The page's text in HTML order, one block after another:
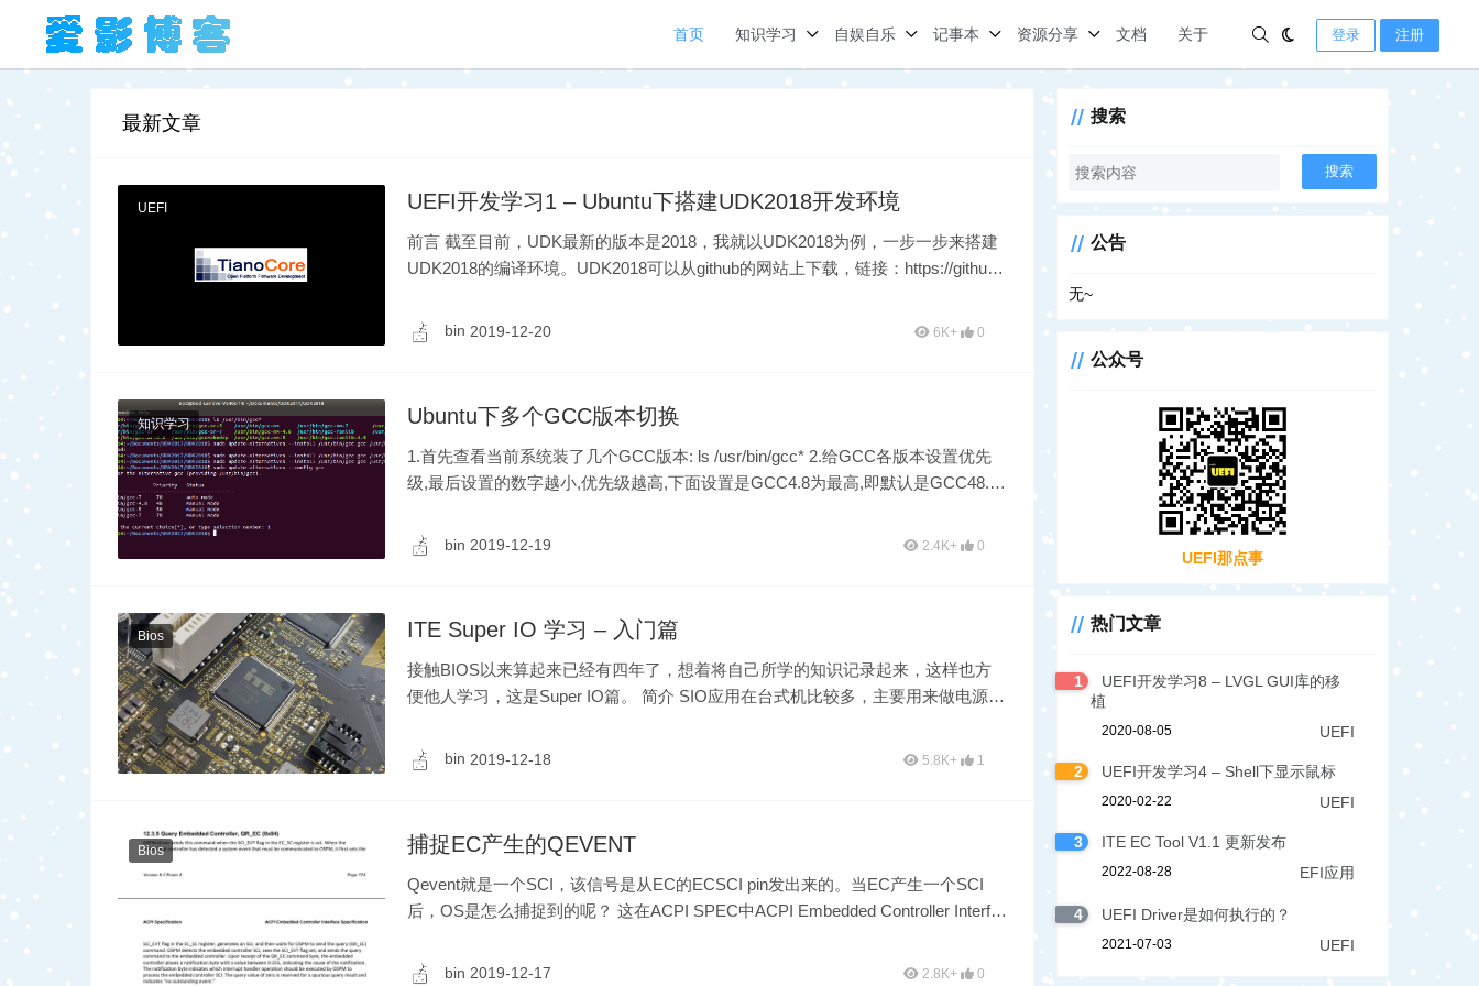
首页 知识学习 自娱自乐 记事本 资源分享 文档 关于 登录 注册
最新文章
UEFI UEFI开发学习1 – Ubuntu下搭建UDK2018开发环境
前言 截至目前，UDK最新的版本是2018，我就以UDK2018为例，一步一步来搭建
UDK2018的编译环境。UDK2018可以从github的网站上下载，链接：https://github.
bin 2019-12-20 6K+ 0
知识学习 Ubuntu下多个GCC版本切换
1.首先查看当前系统装了几个GCC版本: ls /usr/bin/gcc* 2.给GCC各版本设置优先
级,最后设置的数字越小,优先级越高,下面设置是GCC4.8为最高,即默认是GCC48.
bin 2019-12-19 2.4K+ 0
Bios ITE Super IO 学习 – 入门篇
接触BIOS以来算起来已经有四年了，想着将自己所学的知识记录起来，这样也方
便他人学习，这是Super IO篇。 简介 SIO应用在台式机比较多，主要用来做电源管
bin 2019-12-18 5.8K+ 1
Bios 捕捉EC产生的QEVENT
Qevent就是一个SCI，该信号是从EC的ECSCI pin发出来的。当EC产生一个SCI
后，OS是怎么捕捉到的呢？ 这在ACPI SPEC中ACPI Embedded Controller Interfa
bin 2019-12-17 2.8K+ 0
搜索
搜索
公告
无~
公众号
UEFI那点事
热门文章
1
UEFI开发学习8 – LVGL GUI库的移
植
2020-08-05 UEFI
2 UEFI开发学习4 – Shell下显示鼠标
2020-02-22 UEFI
3 ITE EC Tool V1.1 更新发布
2022-08-28 EFI应用
4 UEFI Driver是如何执行的？
2021-07-03 UEFI